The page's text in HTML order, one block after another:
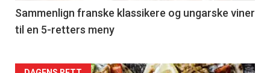
5
Sammenlign franske klassikere og ungarske viner
til en 5-retters meny